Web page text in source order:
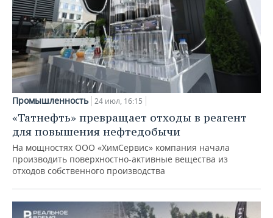
Промышленность 24 июл, 16:15
«Татнефть» превращает отходы в реагент
для повышения нефтедобычи
На мощностях ООО «ХимСервис» компания начала
производить поверхностно-активные вещества из
отходов собственного производства